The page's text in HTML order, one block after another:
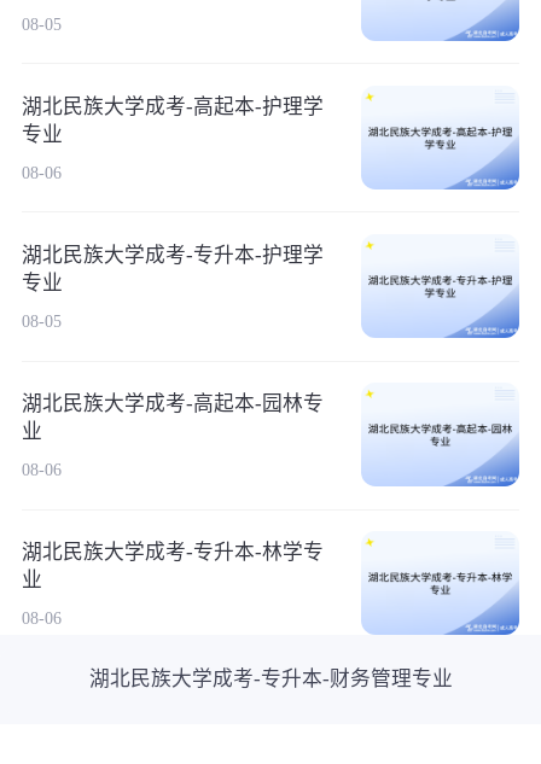
08-05
湖北民族大学成考-高起本-护理学
专业
08-06
湖北民族大学成考-专升本-护理学
专业
08-05
湖北民族大学成考-高起本-园林专
业
08-06
湖北民族大学成考-专升本-林学专
业
08-06
湖北民族大学成考-专升本-财务管理专业